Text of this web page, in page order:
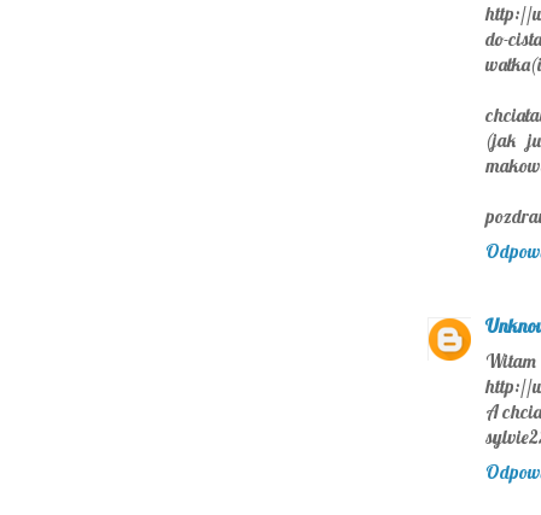
http://
do-
(jak
Witam
http://
A